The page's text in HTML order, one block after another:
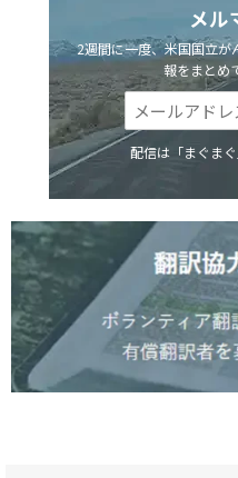
メル
2週間に一度、米国国立が
報をまとめ
配信は「まぐまぐ